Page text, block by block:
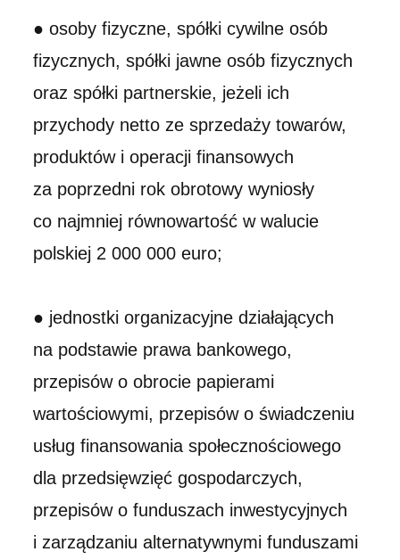
● osoby fizyczne, spółki cywilne osób
fizycznych, spółki jawne osób fizycznych
oraz spółki partnerskie, jeżeli ich
przychody netto ze sprzedaży towarów,
produktów i operacji finansowych
za poprzedni rok obrotowy wyniosły
co najmniej równowartość w walucie
polskiej 2 000 000 euro;
● jednostki organizacyjne działających
na podstawie prawa bankowego,
przepisów o obrocie papierami
wartościowymi, przepisów o świadczeniu
usług finansowania społecznościowego
dla przedsięwzięć gospodarczych,
przepisów o funduszach inwestycyjnych
i zarządzaniu alternatywnymi funduszami